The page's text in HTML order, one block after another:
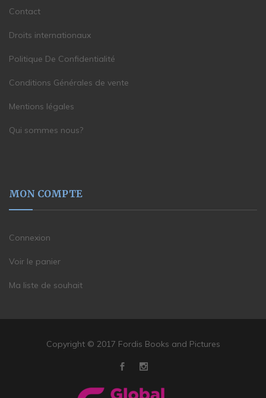
Contact
Droits internationaux
Politique De Confidentialité
Conditions Générales de vente
Mentions légales
Qui sommes nous?
MON COMPTE
Connexion
Voir le panier
Ma liste de souhait
Copyright © 2017 Fordis Books and Pictures